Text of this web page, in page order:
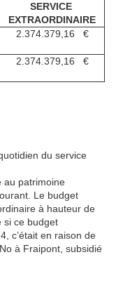
SERVICE
EXTRAORDINAIRE
2.374.379,16 €
2.374.379,16 €
du service
au patrimoine
Le budget
à hauteur de
si ce budget
c’était en raison de
à Fraipont, subsidié